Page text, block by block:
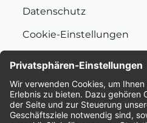
Datenschutz
Cookie-Einstellungen
Bewertungen